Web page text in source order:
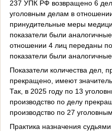
237 УПК РФ возвращено 6
уголовным делам в
принудительные меры
показатели были
отношении 4 лиц переданы
показатели были
Показатели количества дел,
прекращено, имеют
Так, в 2025 году по 13
производство по делу
производство по 27
Практика назначения